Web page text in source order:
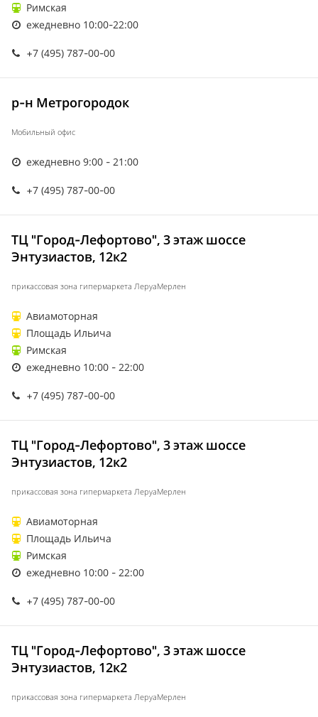
Римская
ежедневно 10:00-22:00
+7 (495) 787-00-00
р-н Метрогородок
Мобильный офис
ежедневно 9:00 - 21:00
+7 (495) 787-00-00
ТЦ "Город-Лефортово", 3 этаж шоссе
Энтузиастов, 12к2
прикассовая зона гипермаркета ЛеруаМерлен
Авиамоторная
Площадь Ильича
Римская
ежедневно 10:00 - 22:00
+7 (495) 787-00-00
ТЦ "Город-Лефортово", 3 этаж шоссе
Энтузиастов, 12к2
прикассовая зона гипермаркета ЛеруаМерлен
Авиамоторная
Площадь Ильича
Римская
ежедневно 10:00 - 22:00
+7 (495) 787-00-00
ТЦ "Город-Лефортово", 3 этаж шоссе
Энтузиастов, 12к2
прикассовая зона гипермаркета ЛеруаМерлен